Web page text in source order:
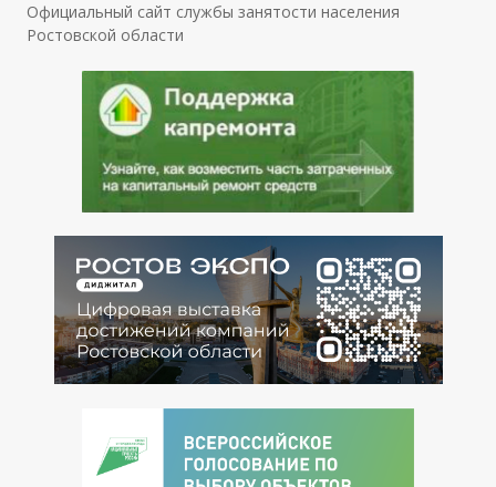
Официальный сайт службы занятости населения
Ростовской области